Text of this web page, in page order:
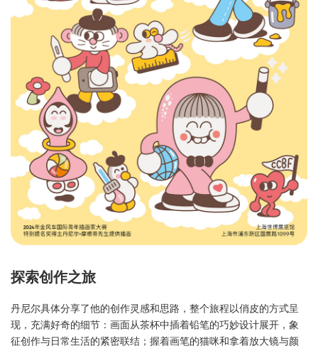
探索创作之旅
丹尼尔具体分享了他的创作灵感和思路，整个旅程以俏皮的方式呈
现，充满好奇的细节：画面从茶杯中插着铅笔的巧妙设计展开，象
征创作与日常生活的紧密联结；握着画笔的猫咪和拿着放大镜与颜